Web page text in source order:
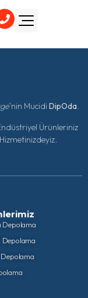
‘nin Mucidi DipOda.
Ürünleriniz
Depolama
Depolama